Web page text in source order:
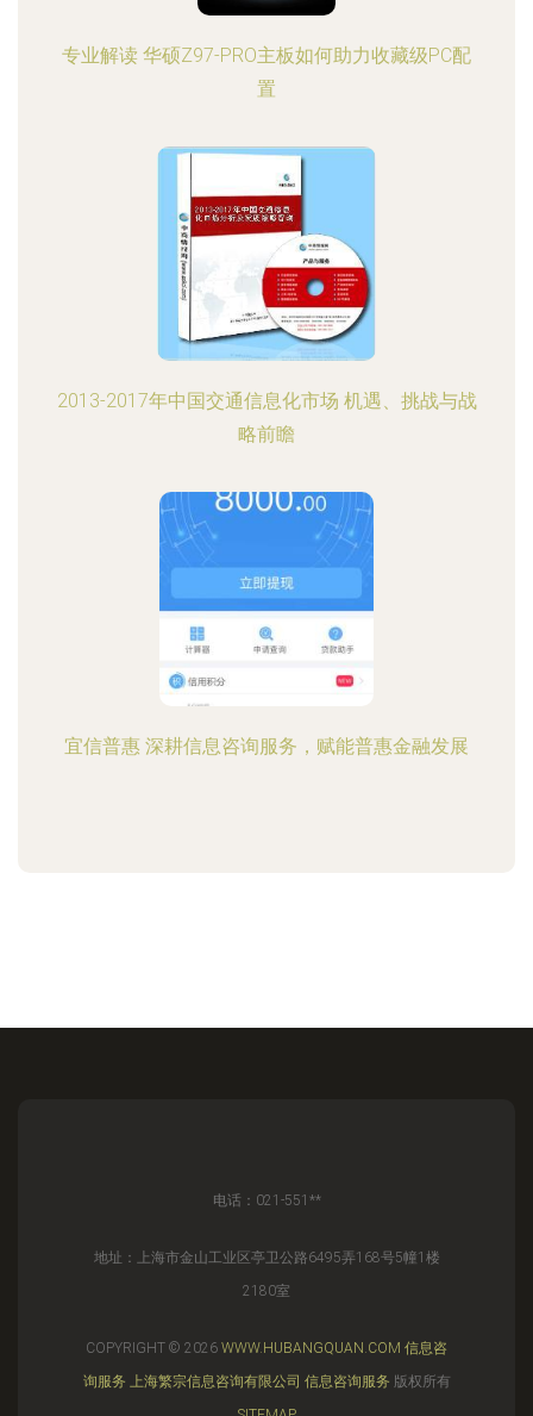
专业解读 华硕Z97-PRO主板如何助力收藏级PC配
置
2013-2017年中国交通信息化市场 机遇、挑战与战
略前瞻
宜信普惠 深耕信息咨询服务，赋能普惠金融发展
电话：021-551**
地址：上海市金山工业区亭卫公路6495弄168号5幢1楼
2180室
COPYRIGHT © 2026 WWW.HUBANGQUAN.COM 信息咨
询服务 上海繁宗信息咨询有限公司 信息咨询服务 版权所有